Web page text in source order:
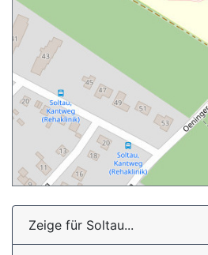
Zeige für Soltau...